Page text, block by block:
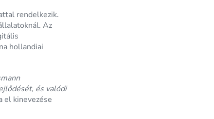
rendelkezik.
Az
hollandiai
és valódi
el kinevezése